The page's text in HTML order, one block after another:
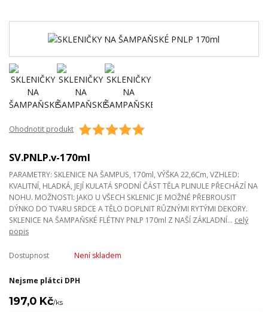
Ohodnotit produkt
SV.PNLP.v-170ml
PARAMETRY: SKLENICE NA ŠAMPUS, 170ml, VÝŠKA 22,6Cm, VZHLED:
KVALITNÍ, HLADKÁ, JEJÍ KULATÁ SPODNÍ ČÁST TĚLA PLINULE PŘECHÁZÍ NA
NOHU. MOŽNOSTI: JAKO U VŠECH SKLENIC JE MOŽNÉ PŘEBROUSIT
DÝNKO DO TVARU SRDCE A TĚLO DOPLNIT RŮZNÝMI RYTÝMI DEKORY.
SKLENICE NA ŠAMPAŇSKÉ FLÉTNY PNLP 170ml Z NAŠÍ ZÁKLADNÍ... celý
popis
Dostupnost Není skladem
Nejsme plátci DPH
197,0 Kč/ks